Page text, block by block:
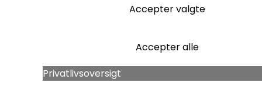
Accepter valgte
Accepter alle
Privatlivsoversigt